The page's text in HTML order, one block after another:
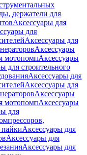
держатели для
Аксессуары для
для
Аксессуары для
Аксессуары
мотопомпАксессуары
для строительного
Аксессуары для
Аксессуары для
Аксессуары
мотопомпАксессуары
для
пайкиАксессуары для
Аксессуары для
Аксессуары для